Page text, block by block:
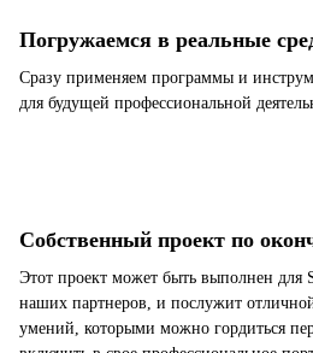
Погружаемся в реальные
Сразу применяем программы и
для будущей профессиональной
Собственный проект по
Этот проект может быть выполнен для
наших партнеров, и послужит
умений, которыми можно гордиться